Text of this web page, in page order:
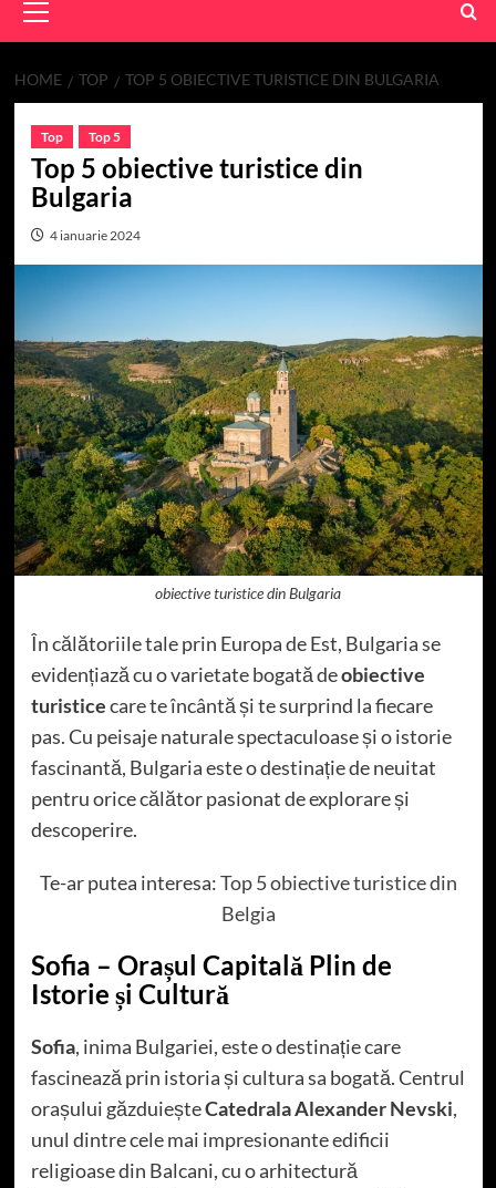
Menu
HOME TOP TOP 5 OBIECTIVE TURISTICE DIN BULGARIA
Top Top 5
Top 5 obiective turistice din
Bulgaria
4 ianuarie 2024
obiective turistice din Bulgaria
În călătoriile tale prin Europa de Est, Bulgaria se
evidențiază cu o varietate bogată deobiective
turisticecare te încântă și te surprind la fiecare
pas. Cu peisaje naturale spectaculoase și o istorie
fascinantă, Bulgaria este o destinație de neuitat
pentru orice călător pasionat de explorare și
descoperire.
Te-ar putea interesa:Top 5 obiective turistice din
Belgia
Sofia – Orașul Capitală Plin de
Istorie și Cultură
Sofia, inima Bulgariei, este o destinație care
fascinează prin istoria și cultura sa bogată. Centrul
orașului găzduieșteCatedrala Alexander Nevski,
unul dintre cele mai impresionante edificii
religioase din Balcani, cu o arhitectură